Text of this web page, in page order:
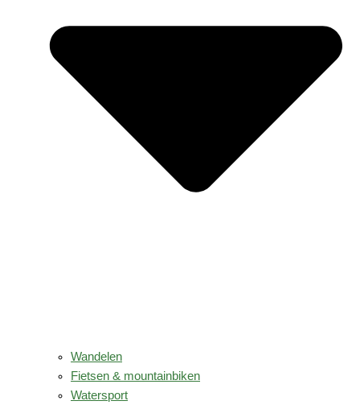
Wandelen
Fietsen & mountainbiken
Watersport